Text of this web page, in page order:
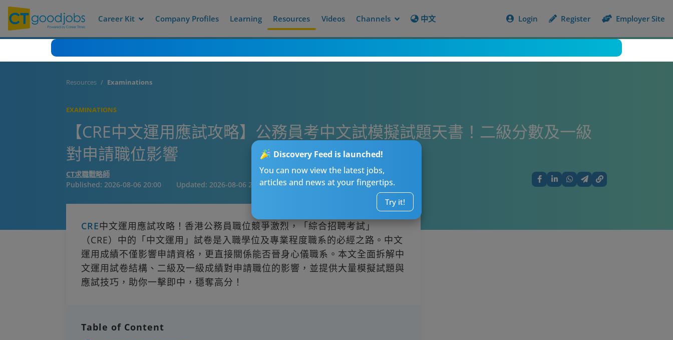
Career Kit Company Profiles Learning Resources Videos Channels 中文 Login Register Employer Site
Discovery Feed is launched!
You can now view the latest jobs,
articles and news at your fingertips.
Try it!
Resources Examinations
EXAMINATIONS
【CRE中文運用應試攻略】公務員考中文試模擬試題天書！二級分數及一級
對申請職位影響
CT求職戰略師
Published: 2026-08-06 20:00 Updated: 2026-08-06 20:00
CRE中文運用應試攻略！香港公務員職位競爭激烈，「綜合招聘考試」
（CRE）中的「中文運用」試卷是入職學位及專業程度職系的必經之路。中文
運用成績不僅影響申請資格，更直接關係能否晉身心儀職系。本文全面拆解中
文運用試卷結構、二級及一級成績對申請職位的影響，並提供大量模擬試題與
應試技巧，助你一擊即中，穩奪高分！
Table of Content